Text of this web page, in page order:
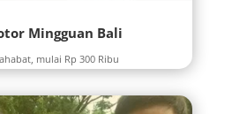
Mingguan Bali
mulai Rp 300 Ribu